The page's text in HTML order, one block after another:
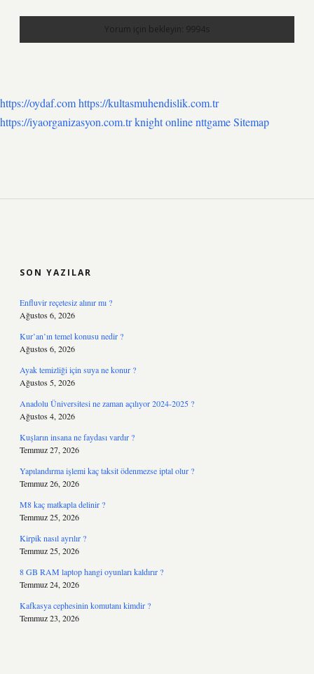
https://oydaf.comhttps://kultasmuhendislik.com.tr
https://iyaorganizasyon.com.trknight onlinenttgameSitemap
SON YAZILAR
Enfluvir reçetesiz alınır mı ?
Ağustos 6, 2026
Kur’an’ın temel konusu nedir ?
Ağustos 6, 2026
Ayak temizliği için suya ne konur ?
Ağustos 5, 2026
Anadolu Üniversitesi ne zaman açılıyor 2024-2025 ?
Ağustos 4, 2026
Kuşların insana ne faydası vardır ?
Temmuz 27, 2026
Yapılandırma işlemi kaç taksit ödenmezse iptal olur ?
Temmuz 26, 2026
M8 kaç matkapla delinir ?
Temmuz 25, 2026
Kirpik nasıl ayrılır ?
Temmuz 25, 2026
8 GB RAM laptop hangi oyunları kaldırır ?
Temmuz 24, 2026
Kafkasya cephesinin komutanı kimdir ?
Temmuz 23, 2026